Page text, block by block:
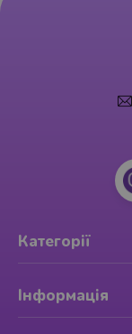
Категорії
Інформація